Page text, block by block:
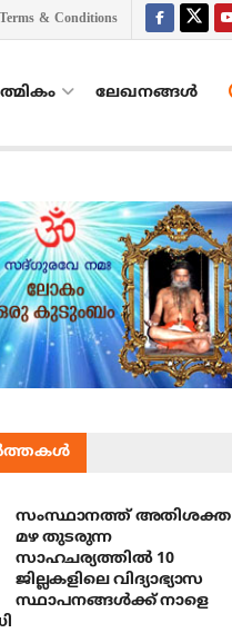
Terms & Conditions
ലേഖനങ്ങള്‍
സംസ്ഥാനത്ത് അതിശക്ത
മഴ തുടരുന്ന
സാഹചര്യത്തിൽ 10
ജില്ലകളിലെ വിദ്യാഭ്യാസ
സ്ഥാപനങ്ങൾക്ക് നാളെ